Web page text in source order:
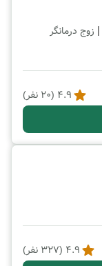
| زوج درمانگر
4.9
(
20 نفر)
4.9
(
327 نفر)